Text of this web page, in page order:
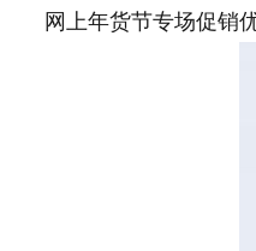
网上年货节专场促销